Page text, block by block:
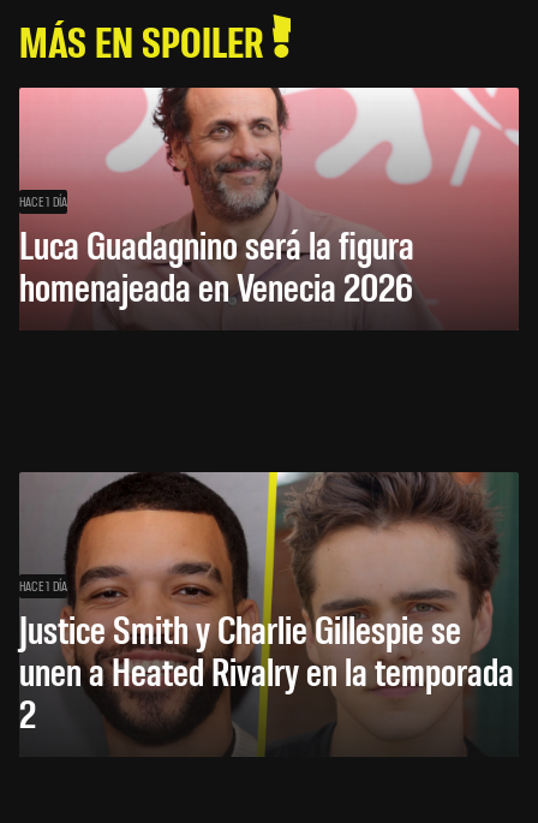
MÁS EN SPOILER
HACE 1 DÍA
Luca Guadagnino será la figura
homenajeada en Venecia 2026
HACE 1 DÍA
Justice Smith y Charlie Gillespie se
unen a Heated Rivalry en la temporada
2